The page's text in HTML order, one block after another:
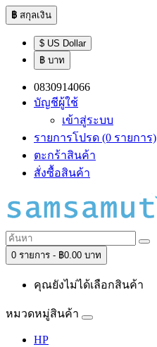
฿ สกุลเงิน
$ US Dollar
฿ บาท
0830914066
บัญชีผู้ใช้
เข้าสู่ระบบ
รายการโปรด (0 รายการ)
ตะกร้าสินค้า
สั่งซื้อสินค้า
0 รายการ - ฿0.00 บาท
คุณยังไม่ได้เลือกสินค้า
หมวดหมู่สินค้า
HP